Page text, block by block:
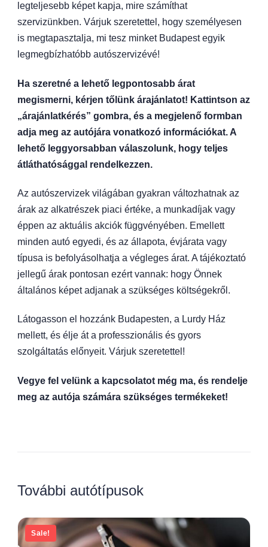
legteljesebb képet kapja, mire számíthat
szervizünkben. Várjuk szeretettel, hogy személyesen
is megtapasztalja, mi tesz minket Budapest egyik
legmegbízhatóbb autószervizévé!
Ha szeretné a lehető legpontosabb árat
megismerni, kérjen tőlünk árajánlatot! Kattintson az
„árajánlatkérés” gombra, és a megjelenő formban
adja meg az autójára vonatkozó információkat. A
lehető leggyorsabban válaszolunk, hogy teljes
átláthatósággal rendelkezzen.
Az autószervizek világában gyakran változhatnak az
árak az alkatrészek piaci értéke, a munkadíjak vagy
éppen az aktuális akciók függvényében. Emellett
minden autó egyedi, és az állapota, évjárata vagy
típusa is befolyásolhatja a végleges árat. A tájékoztató
jellegű árak pontosan ezért vannak: hogy Önnek
általános képet adjanak a szükséges költségekről.
Látogasson el hozzánk Budapesten, a Lurdy Ház
mellett, és élje át a professzionális és gyors
szolgáltatás előnyeit. Várjuk szeretettel!
Vegye fel velünk a kapcsolatot még ma, és rendelje
meg az autója számára szükséges termékeket!
További autótípusok
Sale!